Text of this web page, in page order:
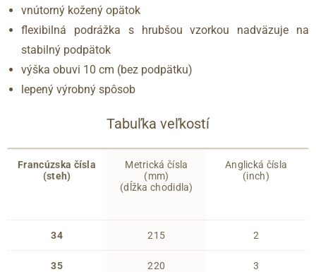
vnútorný kožený opätok
flexibilná podrážka s hrubšou vzorkou nadväzuje na
stabilný podpätok
výška obuvi 10 cm (bez podpätku)
lepený výrobný spôsob
Tabuľka veľkostí
Francúzska čísla
(steh)
34
35
Metrická čísla
(mm)
(dĺžka chodidla)
215
220
Anglická čísla
(inch)
2
3